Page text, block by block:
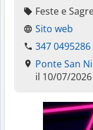
Feste e
Sito web
347 0495286
Ponte San
il 10/07/2026